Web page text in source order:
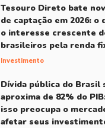
Tesouro Direto bate
de captação em 2026: o
o interesse crescente
brasileiros pela renda
Investimento
Dívida pública do Brasil
aproxima de 82% do
isso preocupa o
afetar seus